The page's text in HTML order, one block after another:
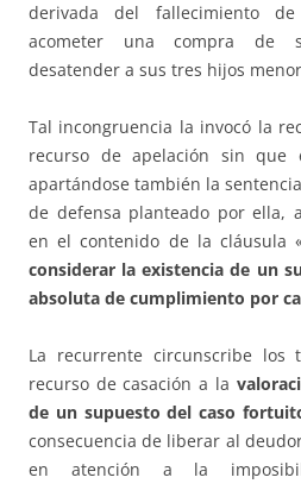
derivada del fallecimiento
acometer una compra de
desatender a sus tres hijos
Tal incongruencia la invocó la
recurso de apelación sin que
apartándose también la
de defensa planteado por ella,
en el contenido de la cláusula
considerar la existencia de un
absoluta de cumplimiento por
La recurrente circunscribe los
recurso de casación a la
de un supuesto del caso
consecuencia de liberar al
en atención a la